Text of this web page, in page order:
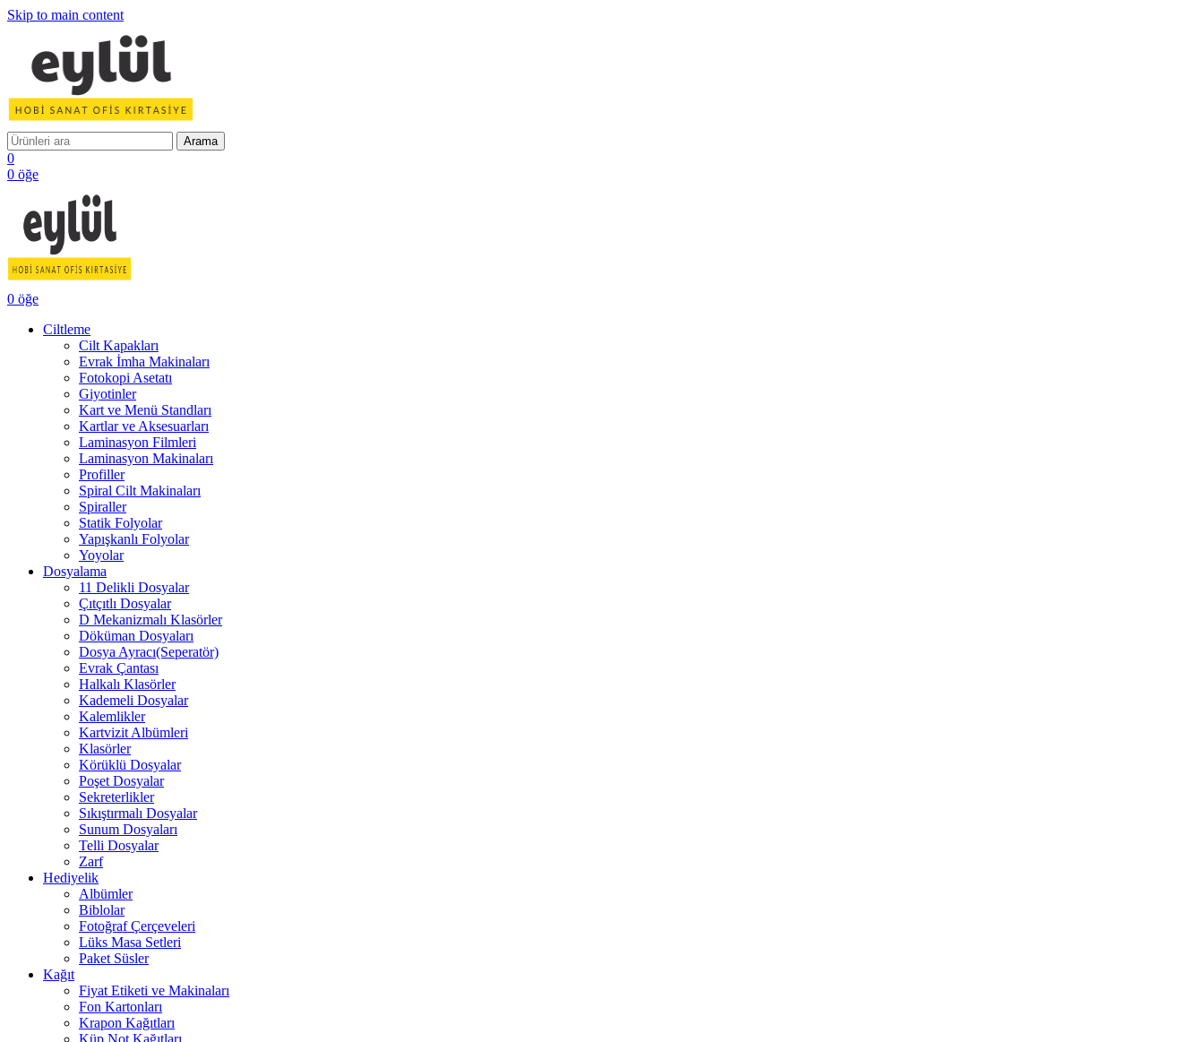
Skip to main content
Arama
0
0 öğe
0 öğe
Ciltleme
Cilt Kapakları
Evrak İmha Makinaları
Fotokopi Asetatı
Giyotinler
Kart ve Menü Standları
Kartlar ve Aksesuarları
Laminasyon Filmleri
Laminasyon Makinaları
Profiller
Spiral Cilt Makinaları
Spiraller
Statik Folyolar
Yapışkanlı Folyolar
Yoyolar
Dosyalama
11 Delikli Dosyalar
Çıtçıtlı Dosyalar
D Mekanizmalı Klasörler
Döküman Dosyaları
Dosya Ayracı(Seperatör)
Evrak Çantası
Halkalı Klasörler
Kademeli Dosyalar
Kalemlikler
Kartvizit Albümleri
Klasörler
Körüklü Dosyalar
Poşet Dosyalar
Sekreterlikler
Sıkıştırmalı Dosyalar
Sunum Dosyaları
Telli Dosyalar
Zarf
Hediyelik
Albümler
Biblolar
Fotoğraf Çerçeveleri
Lüks Masa Setleri
Paket Süsler
Kağıt
Fiyat Etiketi ve Makinaları
Fon Kartonları
Krapon Kağıtları
Küp Not Kağıtları